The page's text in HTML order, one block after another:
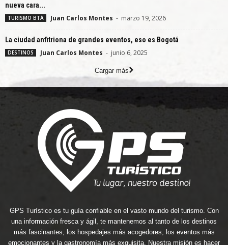
nueva cara...
TURISMO BTÁ Juan Carlos Montes - marzo 19, 2026
La ciudad anfitriona de grandes eventos, eso es Bogotá
DESTINOS Juan Carlos Montes - junio 6, 2025
Cargar más
GPS Turístico es tu guía confiable en el vasto mundo del turismo. Con
una información fresca y ágil, te mantenemos al tanto de los destinos
más fascinantes, los hospedajes más acogedores, los eventos más
emocionantes y la gastronomía más exquisita. Nuestra misión es hacer